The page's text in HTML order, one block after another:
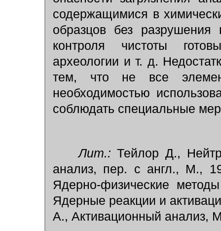
содержащимися в
образцов без разрушения
контроля чистоты
археологии и т. д.
тем, что не все
необходимостью
соблюдать специальные
Лит.: Тейлор Д.,
анализ, пер. с англ., М.,
Ядерно-физические
Ядерные реакции и
А., Активационный анализ,